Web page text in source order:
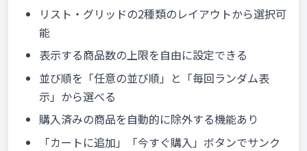
リスト・グリッドの2種類のレイアウトから選択可
能
表示する商品数の上限を自由に設定できる
並び順を「任意の並び順」と「毎回ランダム表
示」から選べる
購入済みの商品を自動的に除外する機能あり
「カートに追加」「今すぐ購入」ボタンでサンク